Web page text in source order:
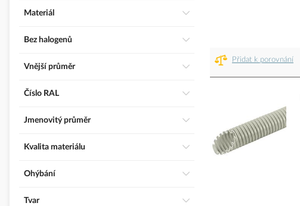
Přidat k porovnání
Materiál
Bez halogenů
Vnější průměr
číslo RAL
Jmenovitý průměr
Kvalita materiálu
Ohýbání
Tvar